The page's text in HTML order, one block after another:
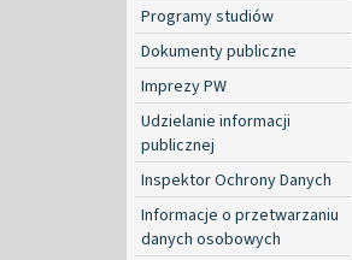
Programy studiów
Dokumenty publiczne
Imprezy PW
Udzielanie informacji
publicznej
Inspektor Ochrony Danych
Informacje o przetwarzaniu
danych osobowych